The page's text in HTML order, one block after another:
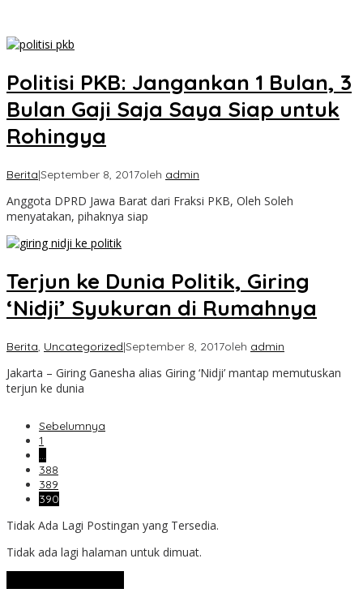
Politisi PKB: Jangankan 1 Bulan, 3
Bulan Gaji Saja Saya Siap untuk
Rohingya
Berita|September 8, 2017oleh admin
Anggota DPRD Jawa Barat dari Fraksi PKB, Oleh Soleh
menyatakan, pihaknya siap
Terjun ke Dunia Politik, Giring
‘Nidji’ Syukuran di Rumahnya
Berita, Uncategorized|September 8, 2017oleh admin
Jakarta – Giring Ganesha alias Giring ‘Nidji’ mantap memutuskan
terjun ke dunia
Sebelumnya
1
…
388
389
390
Tidak Ada Lagi Postingan yang Tersedia.
Tidak ada lagi halaman untuk dimuat.